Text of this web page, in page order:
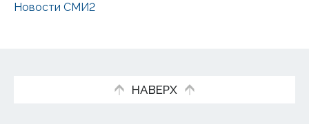
Новости СМИ2
НАВЕРХ